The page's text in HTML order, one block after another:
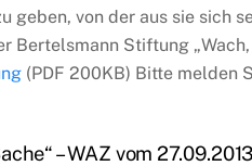
geben, von der aus sie
Bertelsmann Stiftung
(PDF 200KB) Bitte melden
– WAZ vom